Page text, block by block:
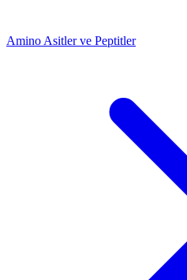
Amino Asitler ve Peptitler